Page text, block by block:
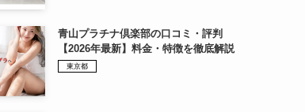
青山プラチナ倶楽部の口コミ・評判
【2026年最新】料金・特徴を徹底解説
東京都